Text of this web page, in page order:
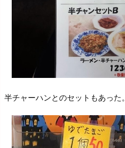
半チャーハンとのセットもあった。